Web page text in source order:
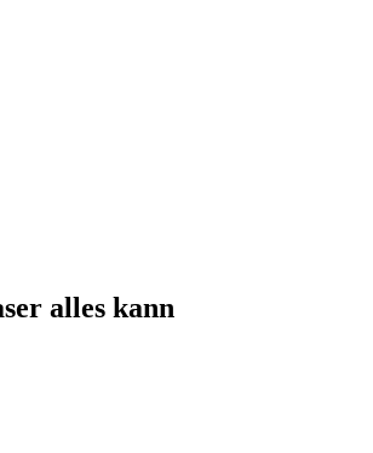
alles kann